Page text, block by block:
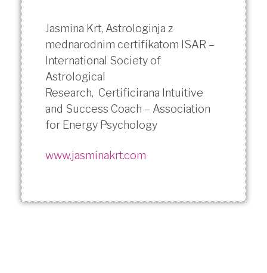
Jasmina Krt, Astrologinja z
mednarodnim certifikatom ISAR –
International Society of
Astrological
Research, Certificirana Intuitive
and Success Coach – Association
for Energy Psychology
www.jasminakrt.com